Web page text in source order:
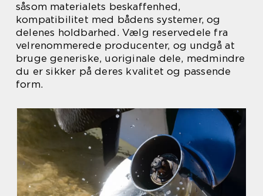
såsom materialets beskaffenhed,
kompatibilitet med bådens systemer, og
delenes holdbarhed. Vælg reservedele fra
velrenommerede producenter, og undgå at
bruge generiske, uoriginale dele, medmindre
du er sikker på deres kvalitet og passende
form.